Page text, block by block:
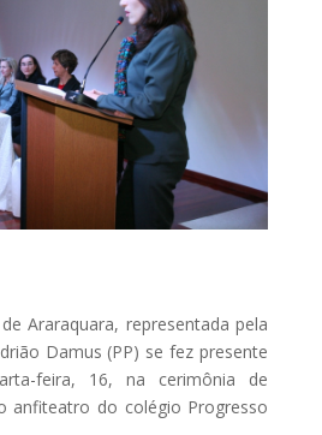
Araraquara, representada pela
Damus (PP) se fez presente
feira, 16, na cerimônia de
anfiteatro do colégio Progresso